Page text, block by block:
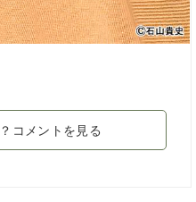
コメントを見る